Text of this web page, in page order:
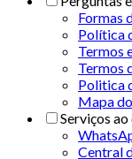
Formas
Política
Termos
Termos
Politica
Mapa
Serviços
Central